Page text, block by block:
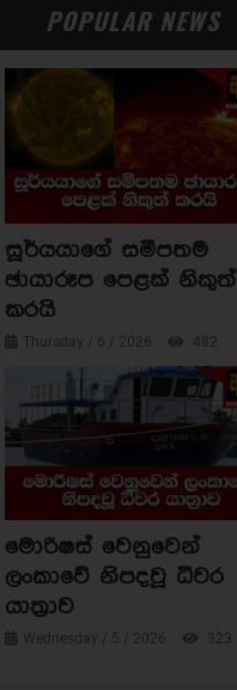
POPULAR NEWS
සූර්යයාගේ සමීපතම
ඡායාරූප පෙළක් නිකුත්
කරයි
Thursday / 6 / 2026 482
මොරිෂස් වෙනුවෙන්
ලංකාවේ නිපදවූ ධීවර
යාත්‍රාව
Wednesday / 5 / 2026 323